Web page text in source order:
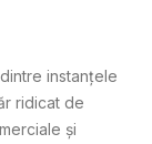
instanțele
ridicat de
și